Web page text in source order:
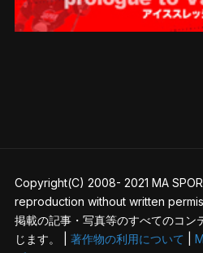
Copyright(C) 2008- 2021 MA
reproduction without written
掲載の記事・写真等のすべてのコン
じます。 | 著作物の利用について